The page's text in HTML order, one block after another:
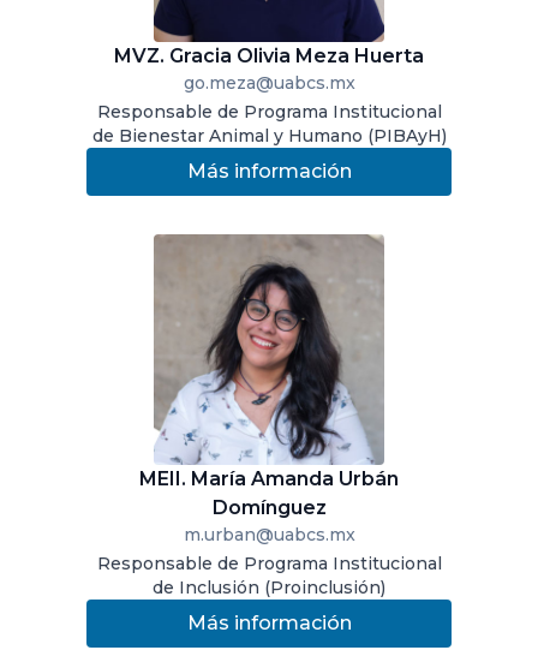
MVZ. Gracia Olivia Meza Huerta
go.meza@uabcs.mx
Responsable de Programa Institucional
de Bienestar Animal y Humano (PIBAyH)
Más información
MEII. María Amanda Urbán
Domínguez
m.urban@uabcs.mx
Responsable de Programa Institucional
de Inclusión (Proinclusión)
Más información